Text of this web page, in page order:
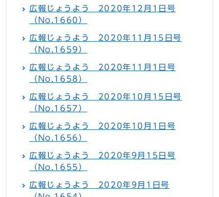
広報じょうよう 2020年12月1日号
（No.1660）
広報じょうよう 2020年11月15日号
（No.1659）
広報じょうよう 2020年11月1日号
（No.1658）
広報じょうよう 2020年10月15日号
（No.1657）
広報じょうよう 2020年10月1日号
（No.1656）
広報じょうよう 2020年9月15日号
（No.1655）
広報じょうよう 2020年9月1日号